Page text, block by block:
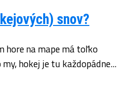
snov?
hore na mape má toľko
hokej je tu každopádne...